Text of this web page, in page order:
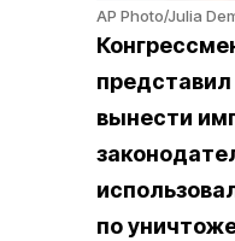
AP Photo/Julia
вынести
по